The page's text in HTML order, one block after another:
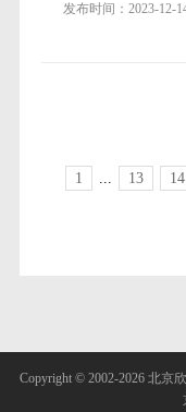
发布时间：2023-12-
1 ... 13 14
Copyright © 2002-2026 北京